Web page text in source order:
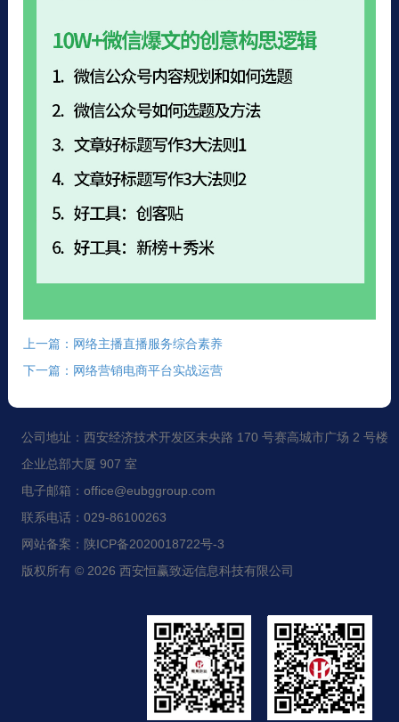
上一篇：网络主播直播服务综合素养
下一篇：网络营销电商平台实战运营
公司地址：西安经济技术开发区未央路 170 号赛高城市广场 2 号楼
企业总部大厦 907 室
电子邮箱：office@eubggroup.com
联系电话：029-86100263
网站备案：陕ICP备2020018722号-3
版权所有 © 2026 西安恒赢致远信息科技有限公司